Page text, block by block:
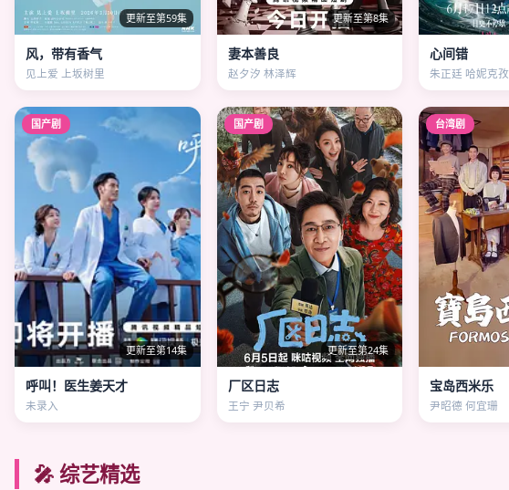
更新至第59集
风，带有香气
见上爱 上坂树里
更新至第8集
妻本善良
赵夕汐 林泽辉
心间错
朱正廷 哈妮克孜
国产剧
更新至第14集
呼叫！医生姜天才
未录入
国产剧
更新至第24集
厂区日志
王宁 尹贝希
台湾剧
宝岛西米乐
尹昭德 何宜珊
🎤 综艺精选